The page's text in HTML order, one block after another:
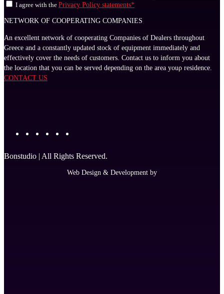
I agree with the Privacy Policy statements*
NETWORK OF COOPERATING COMPANIES
An excellent network of cooperating Companies of Dealers throughout
Greece and a constantly updated stock of equipment immediately and
effectively cover the needs of customers. Contact us to inform you about
the location that you can be served depending on the area youρ residence.
CONTACT US
Bonstudio | All Rights Reserved.
Web Design & Development by